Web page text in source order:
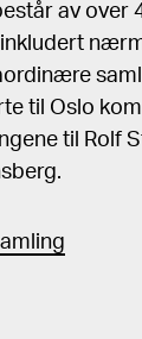
av over
til Oslo
til Rolf